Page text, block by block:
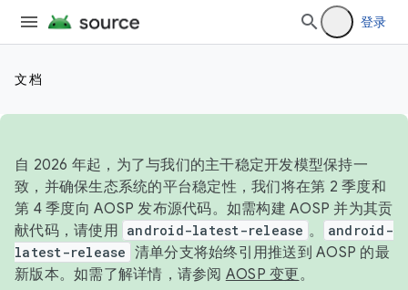
登录
文档
自 2026 年起，为了与我们的主干稳定开发模型保持一
致，并确保生态系统的平台稳定性，我们将在第 2 季度和
第 4 季度向 AOSP 发布源代码。如需构建 AOSP 并为其贡
献代码，请使用 android-latest-release 。
android-
latest-release 清单分支将始终引用推送到 AOSP 的最
新版本。如需了解详情，请参阅 AOSP 变更。